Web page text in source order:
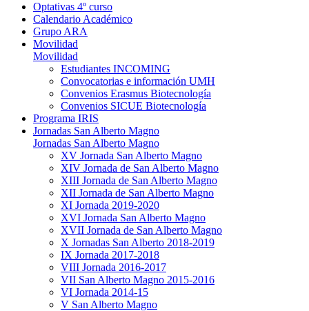
Optativas 4º curso
Calendario Académico
Grupo ARA
Movilidad
Movilidad
Estudiantes INCOMING
Convocatorias e información UMH
Convenios Erasmus Biotecnología
Convenios SICUE Biotecnología
Programa IRIS
Jornadas San Alberto Magno
Jornadas San Alberto Magno
XV Jornada San Alberto Magno
XIV Jornada de San Alberto Magno
XIII Jornada de San Alberto Magno
XII Jornada de San Alberto Magno
XI Jornada 2019-2020
XVI Jornada San Alberto Magno
XVII Jornada de San Alberto Magno
X Jornadas San Alberto 2018-2019
IX Jornada 2017-2018
VIII Jornada 2016-2017
VII San Alberto Magno 2015-2016
VI Jornada 2014-15
V San Alberto Magno